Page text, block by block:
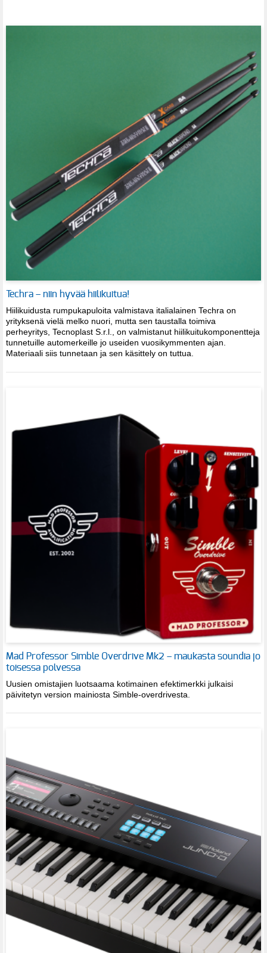
Techra – niin hyvää hiilikuitua!
Hiilikuidusta rumpukapuloita valmistava italialainen Techra on
yrityksenä vielä melko nuori, mutta sen taustalla toimiva
perheyritys, Tecnoplast S.r.l., on valmistanut hiilikuitukomponentteja
tunnetuille automerkeille jo useiden vuosikymmenten ajan.
Materiaali siis tunnetaan ja sen käsittely on tuttua.
Mad Professor Simble Overdrive Mk2 – maukasta soundia jo
toisessa polvessa
Uusien omistajien luotsaama kotimainen efektimerkki julkaisi
päivitetyn version mainiosta Simble-overdrivesta.